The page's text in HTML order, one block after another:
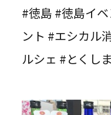
#徳島 #徳島イ
ント #エシカル
ルシェ #とくし